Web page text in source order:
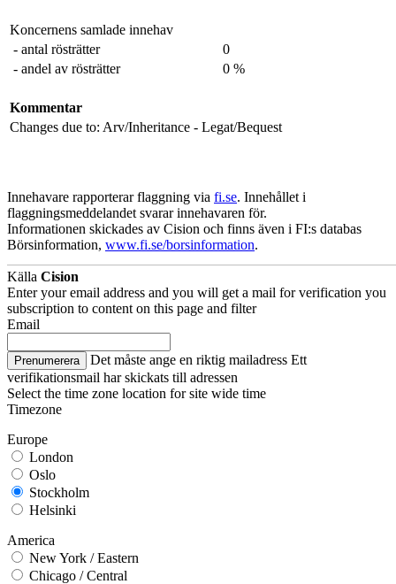
Koncernens samlade innehav
- antal rösträtter
0
- andel av rösträtter
0 %
Kommentar
Changes due to: Arv/Inheritance - Legat/Bequest
Innehavare rapporterar flaggning via fi.se. Innehållet i
flaggningsmeddelandet svarar innehavaren för.
Informationen skickades av Cision och finns även i FI:s databas
Börsinformation, www.fi.se/borsinformation.
Källa Cision
Enter your email address and you will get a mail for verification you
subscription to content on this page and filter
Email
Prenumerera Det måste ange en riktig mailadress Ett
verifikationsmail har skickats till adressen
Select the time zone location for site wide time
Timezone
Europe
London
Oslo
Stockholm
Helsinki
America
New York / Eastern
Chicago / Central